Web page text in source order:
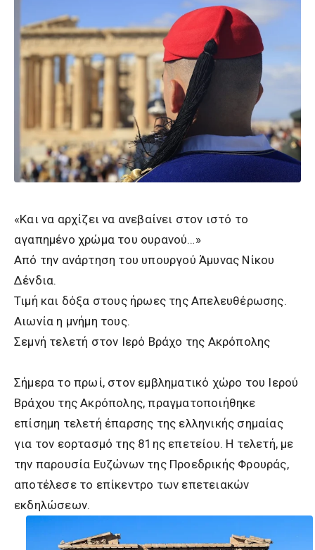
«Και να αρχίζει να ανεβαίνει στον ιστό το
αγαπημένο χρώμα του ουρανού…»
Από την ανάρτηση του υπουργού Άμυνας Νίκου
Δένδια.
Τιμή και δόξα στους ήρωες της Απελευθέρωσης.
Αιωνία η μνήμη τους.
Σεμνή τελετή στον Ιερό Βράχο της Ακρόπολης
Σήμερα το πρωί, στον εμβληματικό χώρο του Ιερού
Βράχου της Ακρόπολης, πραγματοποιήθηκε
επίσημη τελετή έπαρσης της ελληνικής σημαίας
για τον εορτασμό της 81ης επετείου. Η τελετή, με
την παρουσία Ευζώνων της Προεδρικής Φρουράς,
αποτέλεσε το επίκεντρο των επετειακών
εκδηλώσεων.